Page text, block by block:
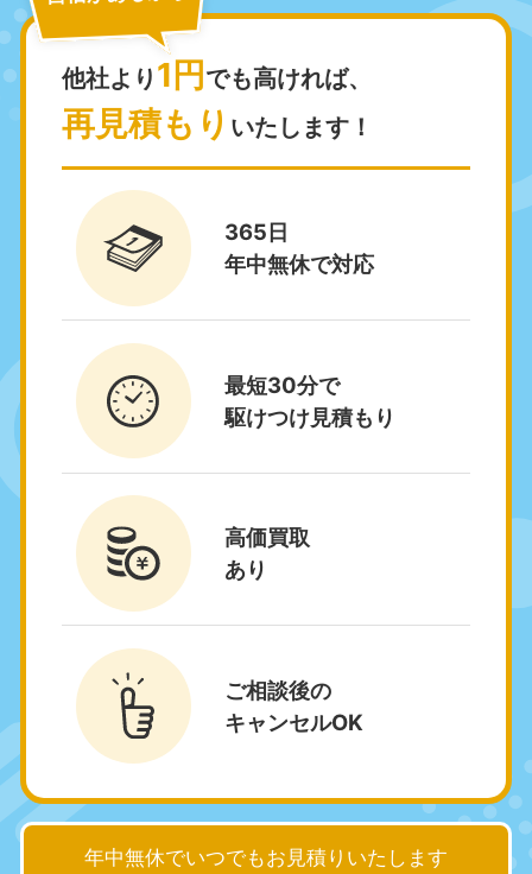
他社より 1円 でも高ければ、
再見積もり いたします！
365日
年中無休で対応
最短30分で
駆けつけ見積もり
高価買取
あり
ご相談後の
キャンセルOK
年中無休でいつでもお見積りいたします
9:00〜19:00 年中無休 9:00〜19:00 年中無休
福島県
050-1881-5271
9:00〜19:00 年中無休
関東
050-1881-5265
9:00〜19:00 年中無休
050-1881-5264
9:00〜19:00 年中無休
千葉県
050-1881-5268
9:00〜19:00 年中無休
埼玉県
9:00〜19:00 年中無休
栃木県
050-1881-5270
9:00〜19:00 年中無休
茨城県
9:00〜19:00 年中無休
群馬県
050-1881-5267
9:00〜19:00 年中無休
中部
愛知県
050-1881-5255
9:00〜19:00 年中無休
050-1881-5259
9:00〜19:00 年中無休
050-1881-5256
9:00〜19:00 年中無休
050-1881-5260
9:00〜19:00 年中無休